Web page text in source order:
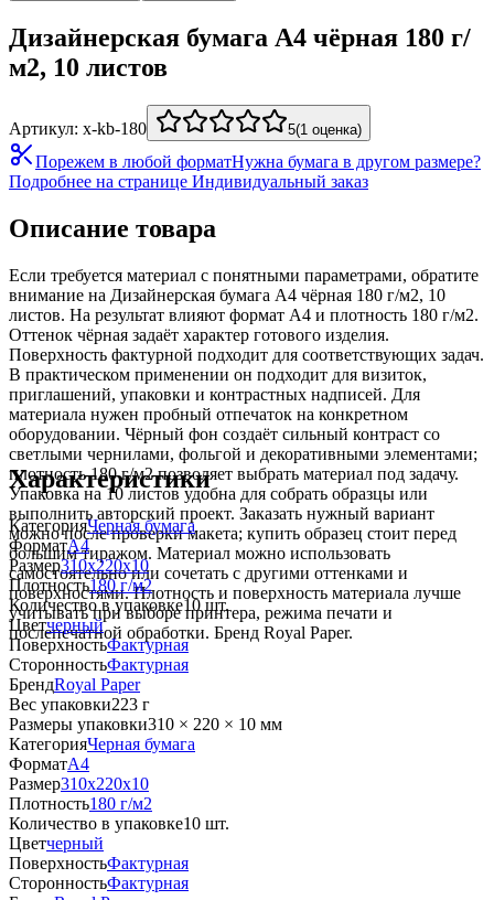
Дизайнерская бумага А4 чёрная 180 г/
м2, 10 листов
Артикул: x-kb-180 5(1 оценка)
Порежем в любой форматНужна бумага в другом размере?
Подробнее на странице Индивидуальный заказ
Описание товара
Если требуется материал с понятными параметрами, обратите
внимание на Дизайнерская бумага А4 чёрная 180 г/м2, 10
листов. На результат влияют формат А4 и плотность 180 г/м2.
Оттенок чёрная задаёт характер готового изделия.
Поверхность фактурной подходит для соответствующих задач.
В практическом применении он подходит для визиток,
приглашений, упаковки и контрастных надписей. Для
материала нужен пробный отпечаток на конкретном
оборудовании. Чёрный фон создаёт сильный контраст со
светлыми чернилами, фольгой и декоративными элементами;
плотность 180 г/м2 позволяет выбрать материал под задачу.
Упаковка на 10 листов удобна для собрать образцы или
выполнить авторский проект. Заказать нужный вариант
можно после проверки макета; купить образец стоит перед
большим тиражом. Материал можно использовать
самостоятельно или сочетать с другими оттенками и
поверхностями. Плотность и поверхность материала лучше
учитывать при выборе принтера, режима печати и
послепечатной обработки. Бренд Royal Paper.
Характеристики
КатегорияЧерная бумага
ФорматA4
Размер310x220x10
Плотность180 г/м2
Количество в упаковке10 шт.
Цветчерный
ПоверхностьФактурная
СторонностьФактурная
БрендRoyal Paper
Вес упаковки223 г
Размеры упаковки310 × 220 × 10 мм
КатегорияЧерная бумага
ФорматA4
Размер310x220x10
Плотность180 г/м2
Количество в упаковке10 шт.
Цветчерный
ПоверхностьФактурная
СторонностьФактурная